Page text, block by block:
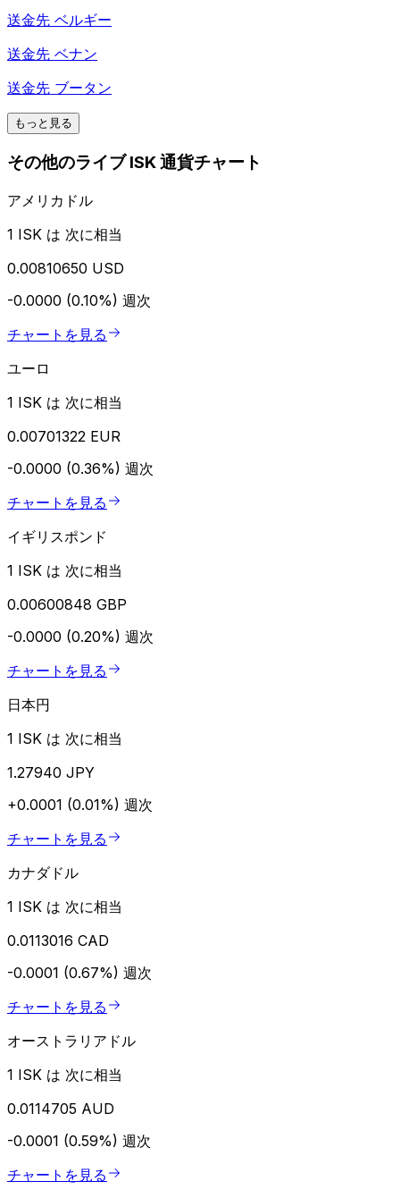
送金先 ベルギー
送金先 ベナン
送金先 ブータン
もっと見る
その他のライブ ISK 通貨チャート
アメリカドル
1 ISK は 次に相当
0.00810650 USD
-0.0000 (0.10%) 週次
チャートを見る
ユーロ
1 ISK は 次に相当
0.00701322 EUR
-0.0000 (0.36%) 週次
チャートを見る
イギリスポンド
1 ISK は 次に相当
0.00600848 GBP
-0.0000 (0.20%) 週次
チャートを見る
日本円
1 ISK は 次に相当
1.27940 JPY
+0.0001 (0.01%) 週次
チャートを見る
カナダドル
1 ISK は 次に相当
0.0113016 CAD
-0.0001 (0.67%) 週次
チャートを見る
オーストラリアドル
1 ISK は 次に相当
0.0114705 AUD
-0.0001 (0.59%) 週次
チャートを見る